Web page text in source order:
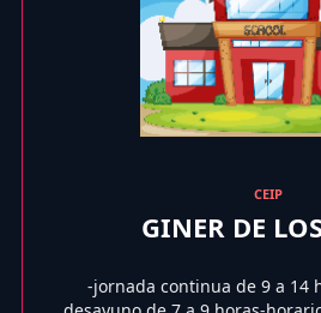
CEIP
GINER DE
-jornada continua de 9 a 14